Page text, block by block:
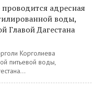
адресная
воды,
Главой Дагестана
Корголиева
питьевой воды,